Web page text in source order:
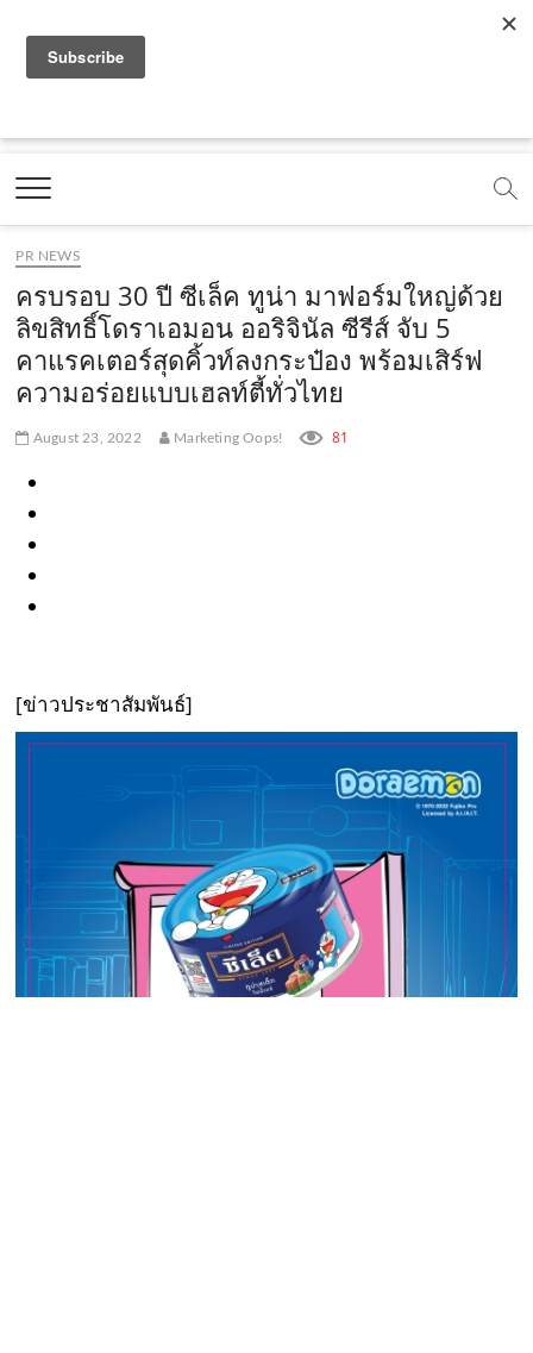
a
e
b
o
o
k
.
c
o
o
t
b
.
c
o
m
.
o
e
m
t
g
a
m
.
c
t
k
c
o
m
Marketing Oops!
DIGITAL | CREATIVE | ADVERTISING | CAMPAIGN |
PR NEWS
ครบรอบ 30 ปี ซีเล็ค ทูน่า มาฟอร์มใหญ่ด้วย
ลิขสิทธิ์โดราเอมอน ออริจินัล ซีรีส์ จับ 5
คาแรคเตอร์สุดคิ้วท์ลงกระป๋อง พร้อมเสิร์ฟ
ความอร่อยแบบเฮลท์ตี้ทั่วไทย
August 23, 2022 Marketing Oops! 81
[ข่าวประชาสัมพันธ์]